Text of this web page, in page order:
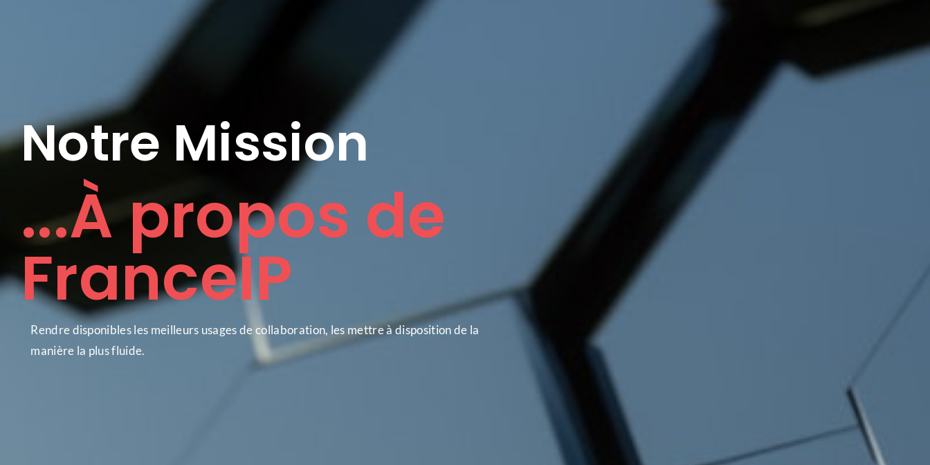
Notre Mission
...À propos de
FranceIP
Rendre disponibles les meilleurs usages de collaboration, les mettre à disposition de la
manière la plus fluide.